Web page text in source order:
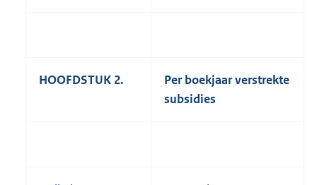
HOOFDSTUK 2.
Per boekjaar verstrekte
subsidies